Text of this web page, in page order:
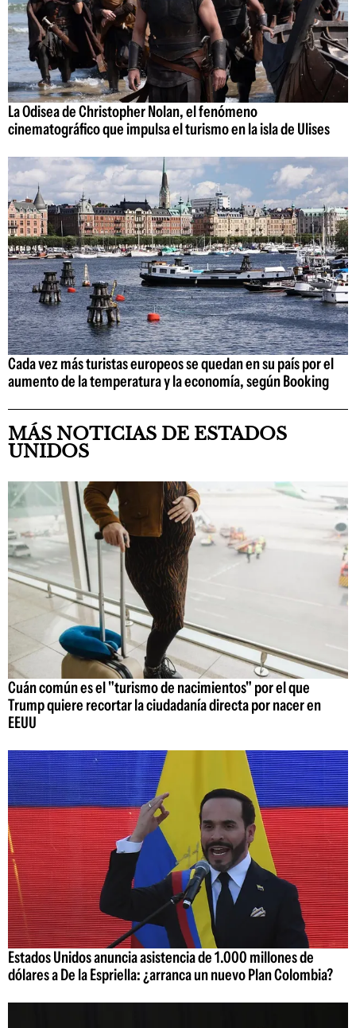
La Odisea de Christopher Nolan, el fenómeno
cinematográfico que impulsa el turismo en la isla de Ulises
Cada vez más turistas europeos se quedan en su país por el
aumento de la temperatura y la economía, según Booking
MÁS NOTICIAS DE ESTADOS
UNIDOS
Cuán común es el "turismo de nacimientos" por el que
Trump quiere recortar la ciudadanía directa por nacer en
EEUU
Estados Unidos anuncia asistencia de 1.000 millones de
dólares a De la Espriella: ¿arranca un nuevo Plan Colombia?